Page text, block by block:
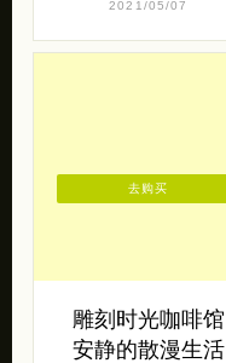
2021/05/07
雕刻时光咖啡馆
安静的散漫生活
去购买